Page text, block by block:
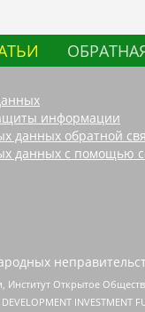
информации
данных обратной
данных с помощью
Открытое